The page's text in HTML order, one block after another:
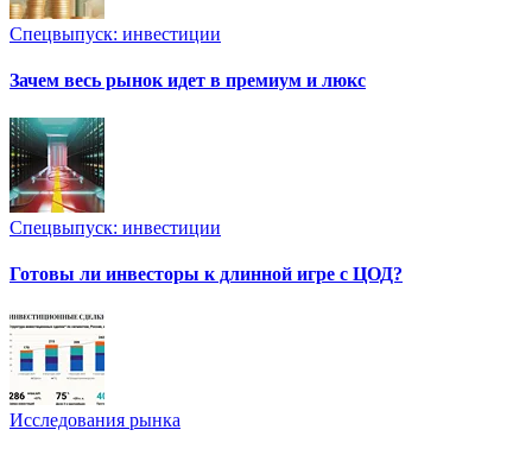
Спецвыпуск: инвестиции
Зачем весь рынок идет в премиум и люкс
Спецвыпуск: инвестиции
Готовы ли инвесторы к длинной игре с ЦОД?
Исследования рынка